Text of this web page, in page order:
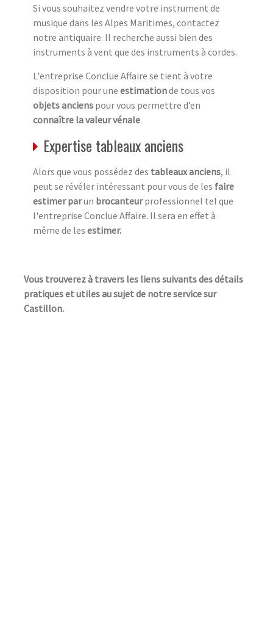
Si vous souhaitez vendre votre instrument de
musique dans les Alpes Maritimes, contactez
notre antiquaire. Il recherche aussi bien des
instruments à vent que des instruments à cordes.
L'entreprise Conclue Affaire se tient à votre
disposition pour une estimationde tous vos
objets anciens pour vous permettre d’en
connaître la valeur vénale.
Expertise tableaux anciens
Alors que vous possédez des tableaux anciens, il
peut se révéler intéressant pour vous de les faire
estimer parun brocanteurprofessionnel tel que
l'entreprise Conclue Affaire. Il sera en effet à
même de les estimer.
Vous trouverez à travers les liens suivants des détails
pratiques et utiles au sujet de notre service sur
Castillon.